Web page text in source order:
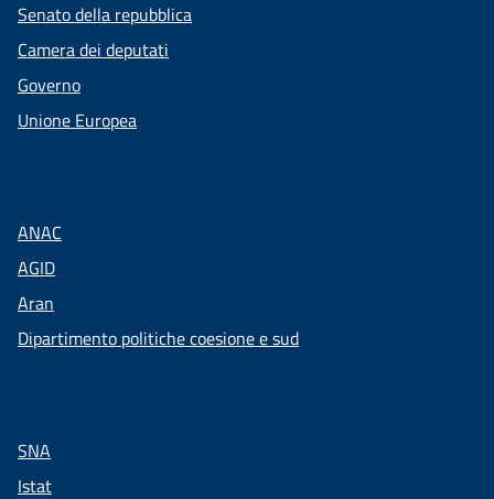
Senato della repubblica
Camera dei deputati
Governo
Unione Europea
ANAC
AGID
Aran
Dipartimento politiche coesione e sud
SNA
Istat